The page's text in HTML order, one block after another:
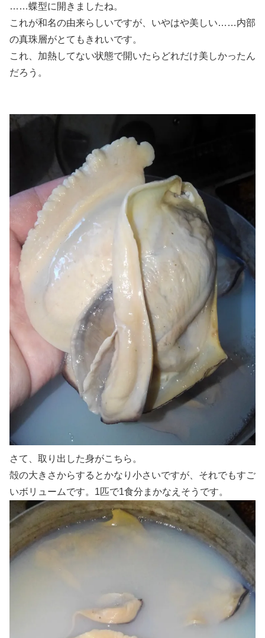
……蝶型に開きましたね。
これが和名の由来らしいですが、いやはや美しい……内部
の真珠層がとてもきれいです。
これ、加熱してない状態で開いたらどれだけ美しかったん
だろう。
さて、取り出した身がこちら。
殻の大きさからするとかなり小さいですが、それでもすご
いボリュームです。1匹で1食分まかなえそうです。